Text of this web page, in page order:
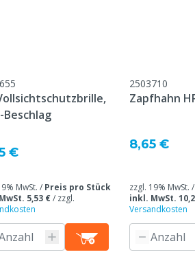
Biozide
stets Etikett
1.036
Ja
Hefen
5 min
€
MwSt. / Preis pro Stück
5,53 €/ zzgl.
2503710
Zapfhahn
8,65 €
zzgl. 19% MwSt. /
inkl. MwSt.
Versandkosten